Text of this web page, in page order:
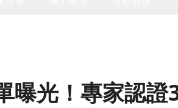
曝光！專家認